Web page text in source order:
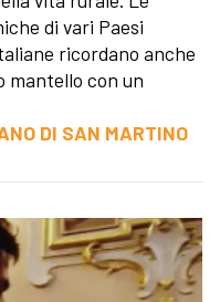
di vari Paesi
ricordano anche
mantello con un
DI SAN MARTINO